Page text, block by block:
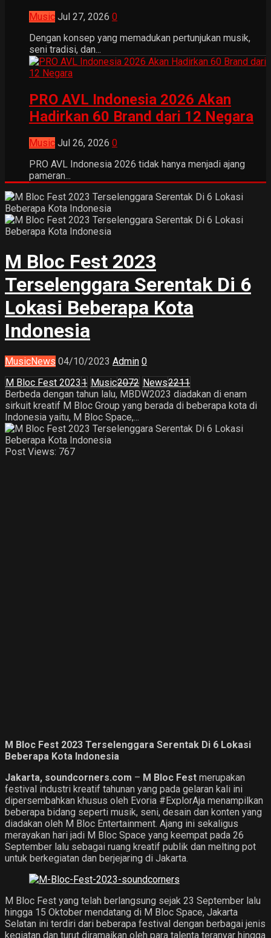
Music Jul 27, 2026 0
Dengan konsep yang memadukan pertunjukan musik,
seni tradisi, dan...
PRO AVL Indonesia 2026 Akan
Hadirkan 60 Brand dari 12 Negara
Music Jul 26, 2026 0
PRO AVL Indonesia 2026 tidak hanya menjadi ajang
pameran...
M Bloc Fest 2023
Terselenggara Serentak Di 6
Lokasi Beberapa Kota
Indonesia
MusicNews 04/10/2023 Admin 0
M Bloc Fest 20231 Music2072 News2211
Berbeda dengan tahun lalu, MBDW2023 diadakan di enam
sirkuit kreatif M Bloc Group yang berada di beberapa kota di
Indonesia yaitu, M Bloc Space,...
Post Views: 767
M Bloc Fest 2023 Terselenggara Serentak Di 6 Lokasi
Beberapa Kota Indonesia
Jakarta, soundcorners.com – M Bloc Fest merupakan
festival industri kreatif tahunan yang pada gelaran kali ini
dipersembahkan khusus oleh Evoria #ExplorAja menampilkan
beberapa bidang seperti musik, seni, desain dan konten yang
diadakan oleh M Bloc Entertainment. Ajang ini sekaligus
merayakan hari jadi M Bloc Space yang keempat pada 26
September lalu sebagai ruang kreatif publik dan melting pot
untuk berkegiatan dan berjejaring di Jakarta.
M Bloc Fest yang telah berlangsung sejak 23 September lalu
hingga 15 Oktober mendatang di M Bloc Space, Jakarta
Selatan ini terdiri dari beberapa festival dengan berbagai jenis
kegiatan dan turut diramaikan oleh para talenta teranyar hingga